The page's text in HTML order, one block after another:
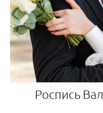
Роспись